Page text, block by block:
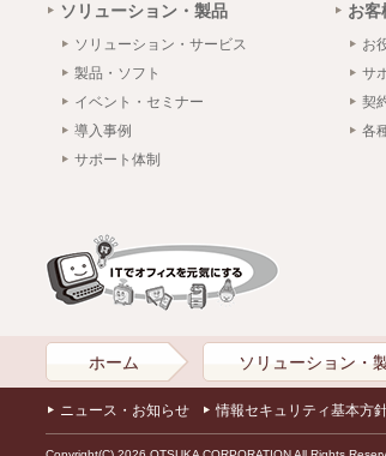
ソリューション・製品
ソリューション・サービス
製品・ソフト
イベント・セミナー
導入事例
サポート体制
お客
お
サ
契
各
ホーム ソリューション・
ニュース・お知らせ 情報セキュリティ基本方